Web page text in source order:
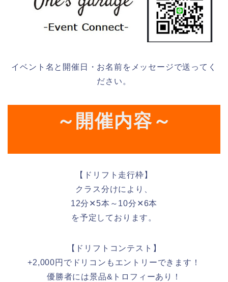
イベント名と開催日・お名前をメッセージで送ってく
ださい。
～開催内容～
【ドリフト走行枠】
クラス分けにより、
12分✕5本～10分✕6本
を予定しております。
【ドリフトコンテスト】
+2,000円でドリコンもエントリーできます！
優勝者には景品&トロフィーあり！